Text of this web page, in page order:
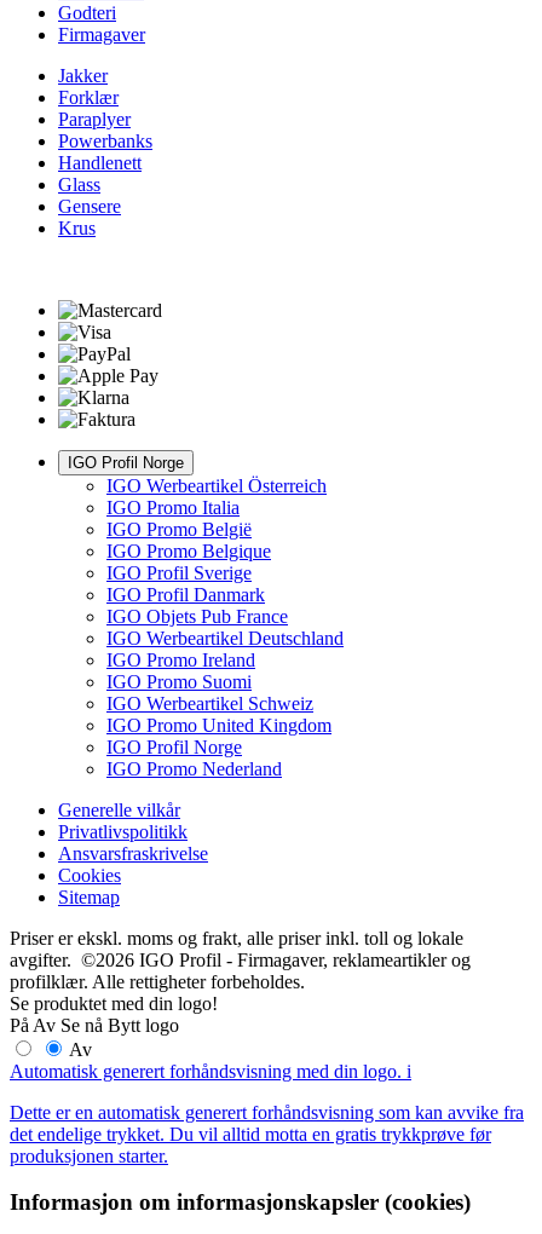
Godteri
Firmagaver
Jakker
Forklær
Paraplyer
Powerbanks
Handlenett
Glass
Gensere
Krus
IGO Profil Norge
IGO Werbeartikel Österreich
IGO Promo Italia
IGO Promo België
IGO Promo Belgique
IGO Profil Sverige
IGO Profil Danmark
IGO Objets Pub France
IGO Werbeartikel Deutschland
IGO Promo Ireland
IGO Promo Suomi
IGO Werbeartikel Schweiz
IGO Promo United Kingdom
IGO Profil Norge
IGO Promo Nederland
Generelle vilkår
Privatlivspolitikk
Ansvarsfraskrivelse
Cookies
Sitemap
Priser er ekskl. moms og frakt, alle priser inkl. toll og lokale
avgifter. ©2026 IGO Profil - Firmagaver, reklameartikler og
profilklær. Alle rettigheter forbeholdes.
Se produktet med din logo!
På Av Se nå Bytt logo
Av
Automatisk generert forhåndsvisning med din logo. i
Dette er en automatisk generert forhåndsvisning som kan avvike fra
det endelige trykket. Du vil alltid motta en gratis trykkprøve før
produksjonen starter.
Informasjon om informasjonskapsler (cookies)